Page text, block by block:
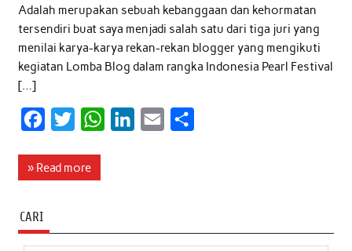
Adalah merupakan sebuah kebanggaan dan kehormatan
tersendiri buat saya menjadi salah satu dari tiga juri yang
menilai karya-karya rekan-rekan blogger yang mengikuti
kegiatan Lomba Blog dalam rangka Indonesia Pearl Festival
[…]
c
o
i
e
W
A
d
» Read more
CARI